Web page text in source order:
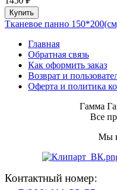
Купить
Тканевое панно
Главная
Обратная связь
Как оформить заказ
Возврат и
Оферта и политика
Гамма
Все
Мы
Контактный номер: